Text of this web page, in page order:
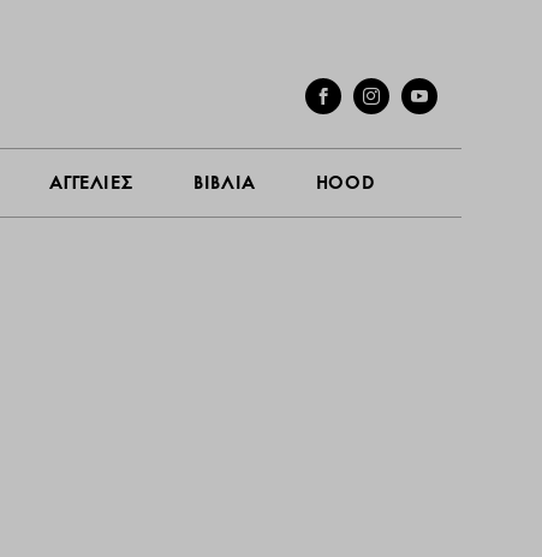
ΑΓΓΕΛΙΕΣ ΒΙΒΛΙΑ HOOD
HOOD